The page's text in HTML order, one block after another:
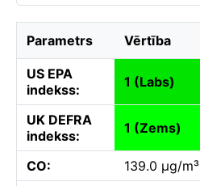
Parametrs Vērtība
US EPA
indekss:
1 (Labs)
UK DEFRA
indekss:
1 (Zems)
CO:
139.0 µg/m³